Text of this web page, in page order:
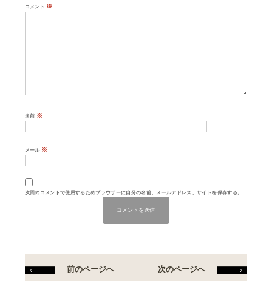
コメント ※
名前 ※
メール ※
次回のコメントで使用するためブラウザーに自分の名前、メールアドレス、サイトを保存する。
次のページへ
前のページへ